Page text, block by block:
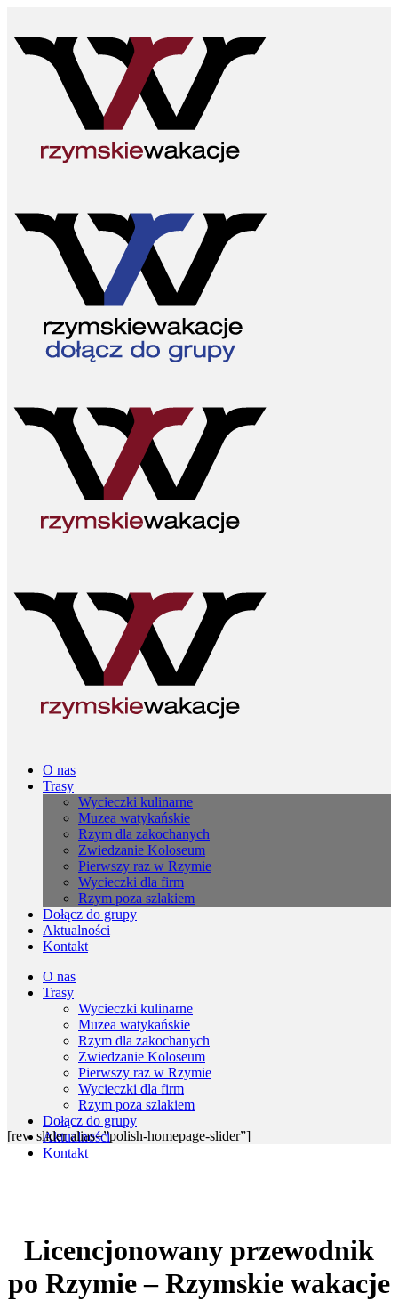
O nas
Trasy
Wycieczki kulinarne
Muzea watykańskie
Rzym dla zakochanych
Zwiedzanie Koloseum
Pierwszy raz w Rzymie
Wycieczki dla firm
Rzym poza szlakiem
Dołącz do grupy
Aktualności
Kontakt
O nas
Trasy
Wycieczki kulinarne
Muzea watykańskie
Rzym dla zakochanych
Zwiedzanie Koloseum
Pierwszy raz w Rzymie
Wycieczki dla firm
Rzym poza szlakiem
Dołącz do grupy
Aktualności
Kontakt
[rev_slider alias=”polish-homepage-slider”]
Licencjonowany przewodnik
po Rzymie – Rzymskie wakacje